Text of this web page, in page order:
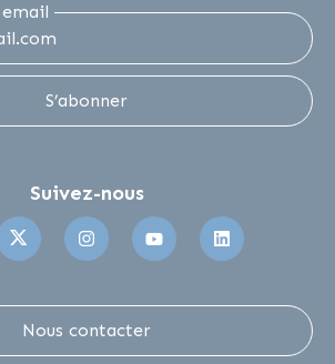
S’abonner
Suivez-nous
nous sur Facebook
Suivez-nous sur Twitter
Suivez-nous surSuivez-nous sur
Nous contacter